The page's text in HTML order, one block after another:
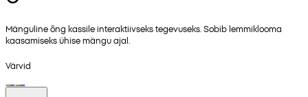
Mänguline õng kassile interaktiivseks tegevuseks. Sobib lemmiklooma
kaasamiseks ühise mängu ajal.
Värvid